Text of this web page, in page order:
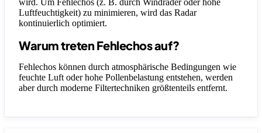
Luftfeuchtigkeit) zu minimieren, wird das Radar
kontinuierlich optimiert.
Warum treten Fehlechos auf?
Fehlechos können durch atmosphärische Bedingungen wie
feuchte Luft oder hohe Pollenbelastung entstehen, werden
aber durch moderne Filtertechniken größtenteils entfernt.